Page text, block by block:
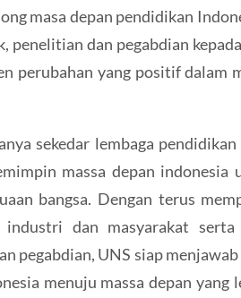
masa depan pendidikan
penelitian dan pegabdian
perubahan yang positif dalam
sekedar lembaga
massa depan indonesia
bangsa. Dengan terus
industri dan masyarakat serta
pegabdian, UNS siap
menuju massa depan yang